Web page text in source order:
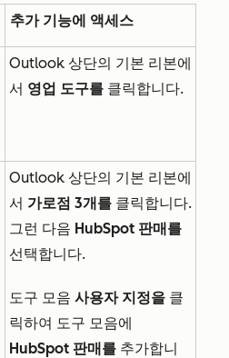
추가 기능에 액세스
Outlook 상단의 기본 리본에
서 영업 도구를 클릭합니다.
Outlook 상단의 기본 리본에
서 가로점 3개를 클릭합니다.
그런 다음 HubSpot 판매를
선택합니다.
도구 모음 사용자 지정을 클
릭하여 도구 모음에
HubSpot 판매를 추가합니